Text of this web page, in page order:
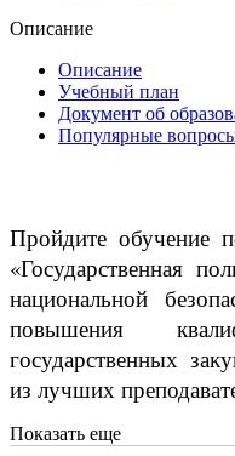
Описание
Описание
Учебный план
Документ об
Популярные
Пройдите обучение
«Государственная
национальной
повышения
государственных
из лучших
Показать еще